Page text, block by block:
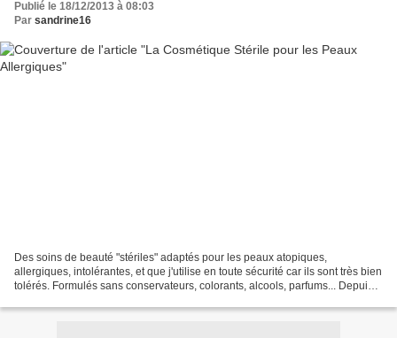
Publié le 18/12/2013 à 08:03
Par sandrine16
Des soins de beauté "stériles" adaptés pour les peaux atopiques,
allergiques, intolérantes, et que j'utilise en toute sécurité car ils sont très bien
tolérés. Formulés sans conservateurs, colorants, alcools, parfums... Depuis